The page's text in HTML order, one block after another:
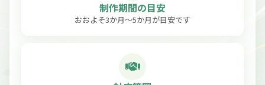
制作期間の目安
おおよそ3か月〜5か月が目安です